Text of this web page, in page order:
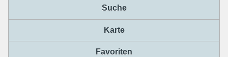
Suche
Karte
Favoriten